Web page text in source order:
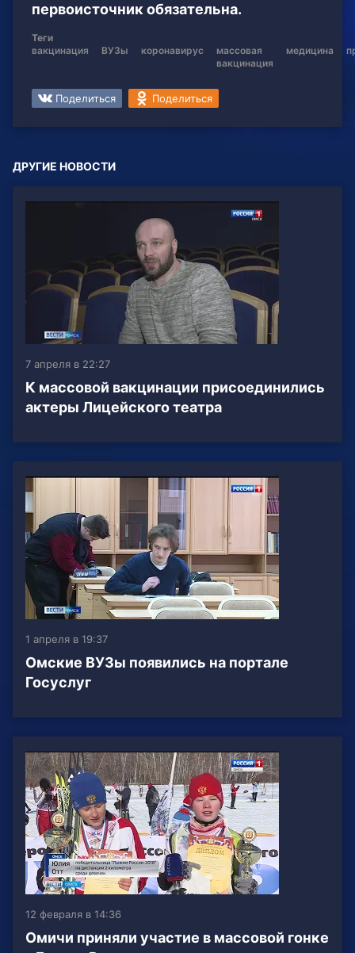
первоисточник обязательна.
Теги
вакцинация
ВУЗы коронавирус
массовая
вакцинация
медицина
Поделиться Поделиться
ДРУГИЕ НОВОСТИ
7 апреля в 22:27
К массовой вакцинации присоединились
актеры Лицейского театра
1 апреля в 19:37
Омские ВУЗы появились на портале
Госуслуг
12 февраля в 14:36
Омичи приняли участие в массовой гонке